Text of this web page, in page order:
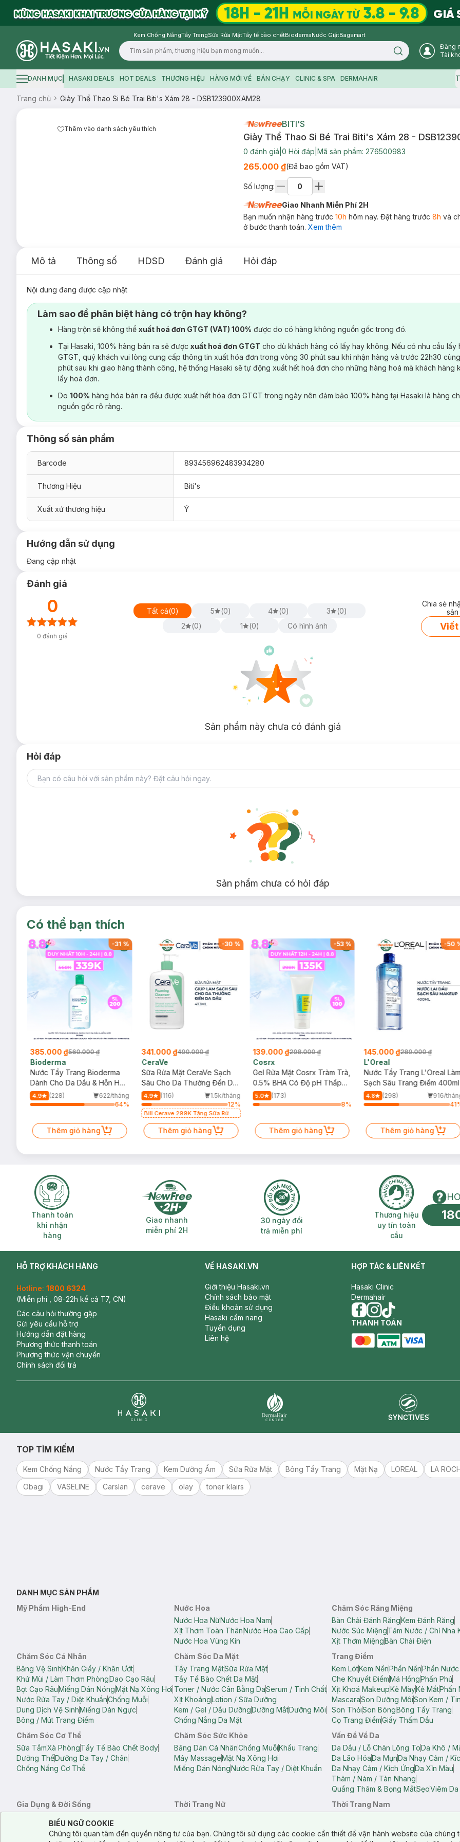
Kem Chống NắngTẩy TrangSữa Rửa MặtTẩy tế bào chếtBiodermaNước GiặtBagsmart
Logo
Search icon
Đăng
Tài
Hamburger icon
DANH MỤC HASAKI DEALS HOT DEALS THƯƠNG HIỆU HÀNG MỚI VỀ BÁN CHẠY CLINIC & SPA DERMAHAIR
Trang chủ Giày Thể Thao Si Bé Trai Biti's Xám 28 - DSB123900XAM28
Thêm vào danh sách yêu thích BITI'S
Giày Thể Thao Si Bé Trai Biti's Xám 28 -
0 đánh giá 0 Hỏi đáp Mã sản phẩm: 276500983
265.000 ₫(Đã bao gồm VAT)
Số lượng:
Giao Nhanh Miễn Phí 2H
Bạn muốn nhận hàng trước 10h hôm nay. Đặt hàng trước 8h và
ở bước thanh toán. Xem thêm
Mô tả Thông số HDSD Đánh giá Hỏi đáp
Nội dung đang được cập nhật
Làm sao để phân biệt hàng có trộn hay không?
Hàng trộn sẽ không thể xuất hoá đơn GTGT (VAT) 100% được do có hàng không nguồn gốc trong đó.
Tại Hasaki, 100% hàng bán ra sẽ được xuất hoá đơn GTGT cho dù khách hàng có lấy hay không. Nếu có nhu cầu lấy
GTGT, quý khách vui lòng cung cấp thông tin xuất hóa đơn trong vòng 30 phút sau khi nhận hàng và trước 22h30
phút sau khi giao hàng thành công, hệ thống Hasaki sẽ tự động xuất hết hoá đơn cho những hàng hoá mà khách hàng
lấy hoá đơn.
Do 100% hàng hóa bán ra đều được xuất hết hóa đơn GTGT trong ngày nên đảm bảo 100% hàng tại Hasaki là hàng
nguồn gốc rõ ràng.
Thông số sản phẩm
Barcode 893456962483934280
Thương Hiệu Biti's
Xuất xứ thương hiệu Ý
Hướng dẫn sử dụng
Đang cập nhật
Đánh giá
0
0 đánh giá
Tất cả(0) 5 (0) 4 (0) 3 (0)
2
(0) 1 (0) Có hình ảnh
Chia sẻ
Viết
Sản phẩm này chưa có đánh giá
Hỏi đáp
Sản phẩm chưa có hỏi đáp
Có thể bạn thích
-31 %
385.000 ₫560.000 ₫
Bioderma
Nước Tẩy Trang Bioderma
Dành Cho Da Dầu & Hỗn Hợp
500ml
4.9 (228)
622/tháng
64%
Thêm giỏ hàng
-30 %
341.000 ₫490.000 ₫
CeraVe
Sữa Rửa Mặt CeraVe Sạch
Sâu Cho Da Thường Đến Da
Dầu 473ml
4.9 (116)
1.5k/tháng
12%
Bill Cerave 299K Tặng Sữa Rửa
Thêm giỏ hàng
-53%
139.000 ₫298.000 ₫
Cosrx
Gel Rửa Mặt Cosrx Tràm Trà,
0.5% BHA Có Độ pH Thấp
150ml
5.0
(173)
8%
Thêm giỏ hàng
-50
145.000 ₫289.000 ₫
L'Oreal
Nước Tẩy Trang L'Oreal
Sạch Sâu Trang Điểm 400ml
4.8 (298)
916/
41
Thêm giỏ hàng
Thanh toán khi nhận hàng
Thanh toán
khi nhận
hàng
Giao nhanh miễn phí 2H
Giao nhanh
miễn phí 2H
30 ngày đổi trả miễn phí
30 ngày đổi
trả miễn phí
Thương hiệu
Thương hiệu
uy tín toàn
cầu
HỖ TRỢ KHÁCH HÀNG
Hotline: 1800 6324
(Miễn phí , 08-22h kể cả T7, CN)
Các câu hỏi thường gặp
Gửi yêu cầu hỗ trợ
Hướng dẫn đặt hàng
Phương thức thanh toán
Phương thức vận chuyển
Chính sách đổi trả
VỀ HASAKI.VN
Giới thiệu Hasaki.vn
Chính sách bảo mật
Điều khoản sử dụng
Hasaki cẩm nang
Tuyển dụng
Liên hệ
HỢP TÁC & LIÊN KẾT
Hasaki Clinic
Dermahair
facebook
instagram
tiktok
THANH TOÁN
TOP TÌM KIẾM
Kem Chống Nắng Nước Tẩy Trang Kem Dưỡng Ẩm Sữa Rửa Mặt Bông Tẩy Trang Mặt Nạ LOREAL
LA
Obagi
VASELINE Carslan cerave olay toner klairs
DANH MỤC SẢN PHẨM
Mỹ Phẩm High-End
Nước Hoa
Nước Hoa NữNước Hoa Nam
Xịt Thơm Toàn ThânNước Hoa Cao Cấp
Nước Hoa Vùng Kín
Chăm Sóc Răng Miệng
Bàn Chải Đánh RăngKem Đánh Răng
Nước Súc MiệngTăm Nước / Chỉ Nha
Xịt Thơm MiệngBàn Chải Điện
Chăm Sóc Cá Nhân
Băng Vệ SinhKhăn Giấy / Khăn Ướt
Khử Mùi / Làm Thơm PhòngDao Cạo Râu
Bọt Cạo RâuMiếng Dán NóngMặt Nạ Xông Hơi
Nước Rửa Tay / Diệt KhuẩnChống Muỗi
Dung Dịch Vệ SinhMiếng Dán Ngực
Bông / Mút Trang Điểm
Chăm Sóc Da Mặt
Tẩy Trang MặtSữa Rửa Mặt
Tẩy Tế Bào Chết Da Mặt
Toner / Nước Cân Bằng DaSerum / Tinh Chất
Xịt KhoángLotion / Sữa Dưỡng
Kem / Gel / Dầu DưỡngDưỡng MắtDưỡng Môi
Chống Nắng Da Mặt
Trang Điểm
Kem LótKem NềnPhấn NềnPhấn
Che Khuyết ĐiểmMá HồngPhấn Phủ
Xịt Khoá MakeupKẻ MàyKẻ MắtPhấn
MascaraSon Dưỡng MôiSon Kem /
Son ThỏiSon BóngBông Tẩy Trang
Cọ Trang ĐiểmGiấy Thấm Dầu
Chăm Sóc Cơ Thể
Sữa TắmXà PhòngTẩy Tế Bào Chết Body
Dưỡng ThểDưỡng Da Tay / Chân
Chống Nắng Cơ Thể
Chăm Sóc Sức Khỏe
Băng Dán Cá NhânChống MuỗiKhẩu Trang
Máy MassageMặt Nạ Xông Hơi
Miếng Dán NóngNước Rửa Tay / Diệt Khuẩn
Vấn Đề Về Da
Da Dầu / Lỗ Chân Lông ToDa Khô /
Da Lão HóaDa MụnDa Nhạy Cảm /
Da Nhạy Cảm / Kích ỨngDa Xỉn Màu
Thâm / Nám / Tàn Nhang
Quầng Thâm & Bọng MắtSẹoViêm
Gia Dụng & Đời Sống
Bông Tắm / Phụ Kiện Tắm
Phụ Kiện Điện Thoại Quạt Cầm Tay / Quạt Mini
Khử Mùi / Làm Thơm PhòngNước GiặtNước Xả
Thời Trang Nữ
Quần Lót NữQuần Short Nữ
Thời Trang Nam
Cookie Consent
Notice about cookies usage
BIỂU NGỮ COOKIE
Chúng tôi quan tâm đến quyền riêng tư của bạn. Chúng tôi sử dụng các cookie cần thiết để vận hành website của